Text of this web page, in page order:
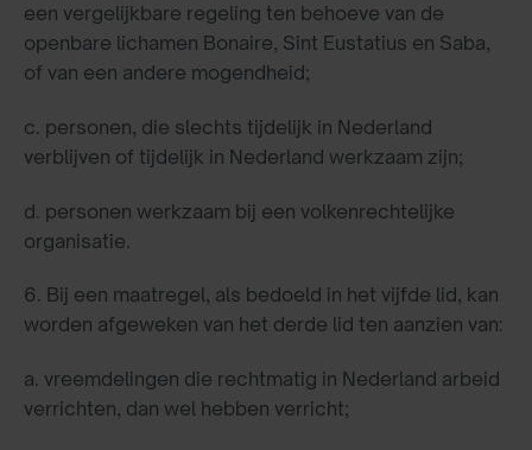
een vergelijkbare regeling ten behoeve van de
openbare lichamen Bonaire, Sint Eustatius en Saba,
of van een andere mogendheid;
c. personen, die slechts tijdelijk in Nederland
verblijven of tijdelijk in Nederland werkzaam zijn;
d. personen werkzaam bij een volkenrechtelijke
organisatie.
6. Bij een maatregel, als bedoeld in het vijfde lid, kan
worden afgeweken van het derde lid ten aanzien van:
a. vreemdelingen die rechtmatig in Nederland arbeid
verrichten, dan wel hebben verricht;